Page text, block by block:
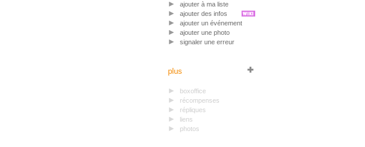
ajouter à ma liste
ajouter des infos
ajouter un événement
ajouter une photo
signaler une erreur
plus
boxoffice
récompenses
répliques
liens
photos